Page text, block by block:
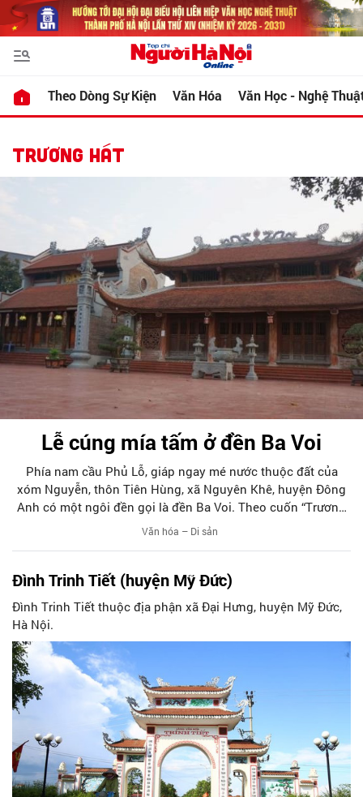
Theo Dòng Sự Kiện Văn Hóa Văn Học - Nghệ
TRƯƠNG HÁT
Lễ cúng mía tấm ở đền Ba Voi
Phía nam cầu Phủ Lỗ, giáp ngay mé nước thuộc đất của
xóm Nguyễn, thôn Tiên Hùng, xã Nguyên Khê, huyện Đông
Anh có một ngôi đền gọi là đền Ba Voi. Theo cuốn “Trương
Tam Giang thánh tích” của tác giả Nguyễn Thọ Dẫn viết vào
Văn hóa – Di sản
Đình Trinh Tiết (huyện Mỹ Đức)
Đình Trinh Tiết thuộc địa phận xã Đại Hưng, huyện Mỹ Đức,
Hà Nội.